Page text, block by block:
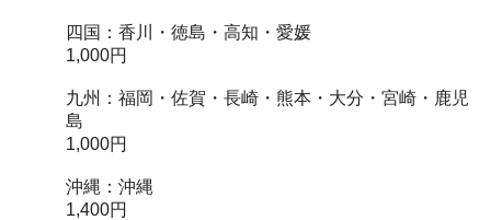
四国：香川・徳島・高知・愛媛
1,000円
九州：福岡・佐賀・長崎・熊本・大分・宮崎・鹿児
島
1,000円
沖縄：沖縄
1,400円